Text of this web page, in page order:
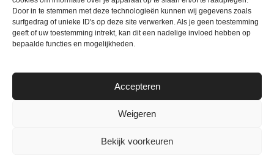
Door in te stemmen met deze technologieën kunnen wij gegevens zoals
surfgedrag of unieke ID's op deze site verwerken. Als je geen toestemming
geeft of uw toestemming intrekt, kan dit een nadelige invloed hebben op
bepaalde functies en mogelijkheden.
Accepteren
Weigeren
Bekijk voorkeuren
Heb je vragen, suggesties of tips? Stuur me een berichtje
info@mamameteenblog.nl